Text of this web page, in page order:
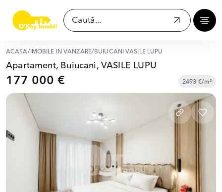
ACASĂ/ IMOBILE ÎN VÂNZARE/ BUIUCANI VASILE LUPU
Apartament, Buiucani, VASILE LUPU
177 000 € 2493 €/m²